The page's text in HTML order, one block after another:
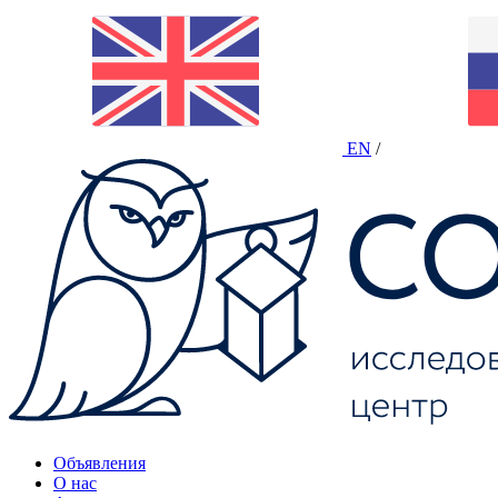
EN /
Объявления
О нас